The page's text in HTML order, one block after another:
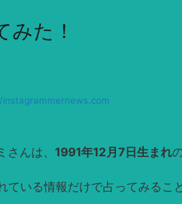
た！
んは、 1991年12月7日生まれ
いる情報だけで占ってみるこ